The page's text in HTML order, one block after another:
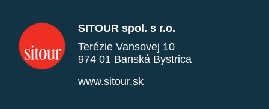
SITOUR spol. s r.o.
Terézie Vansovej 10
974 01 Banská Bystrica
www.sitour.sk